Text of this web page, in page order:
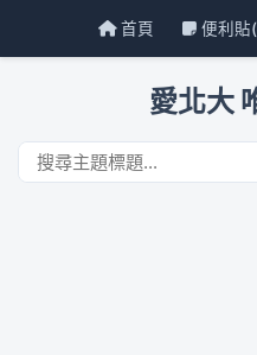
首頁 便利貼
愛北大